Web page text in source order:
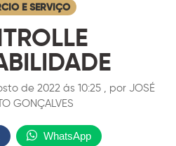
E SERVIÇO
de 2022 ás 10:25 , por JOSÉ
GONÇALVES
WhatsApp